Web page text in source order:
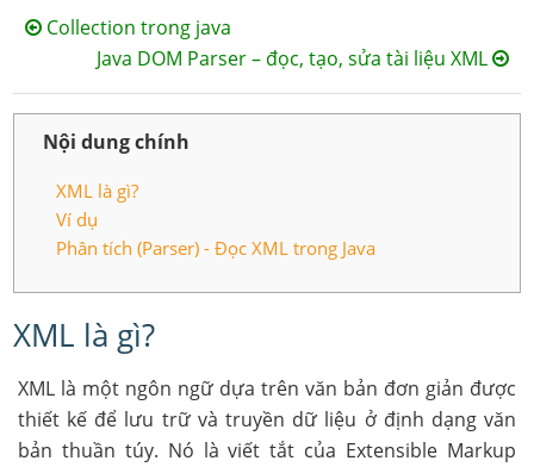
Collection trong java
Java DOM Parser – đọc, tạo, sửa tài liệu XML
Nội dung chính
XML là gì?
Ví dụ
Phân tích (Parser) - Đọc XML trong Java
XML là gì?
XML là một ngôn ngữ dựa trên văn bản đơn giản được
thiết kế để lưu trữ và truyền dữ liệu ở định dạng văn
bản thuần túy. Nó là viết tắt của Extensible Markup